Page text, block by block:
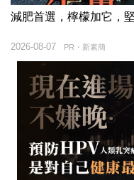
減肥首選，檸檬加它，
PR・新素簡
2026-08-07